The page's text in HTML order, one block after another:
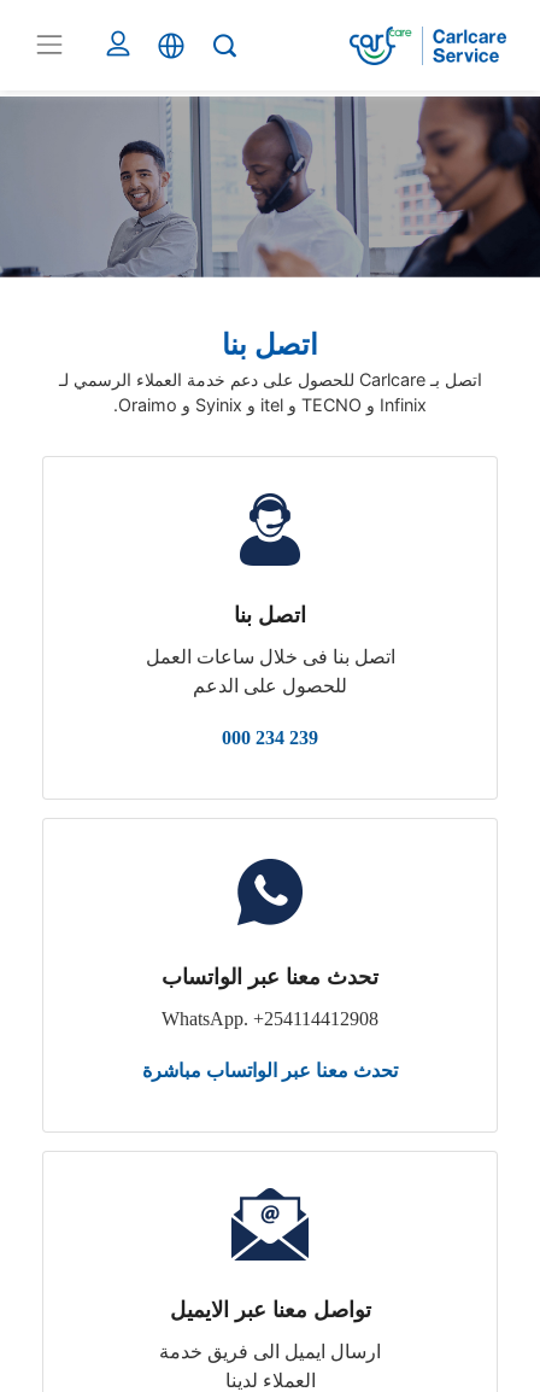
اتصل بنا
اتصل بـ Carlcare للحصول على دعم خدمة العملاء الرسمي لـ
Infinix و TECNO و itel و Syinix و Oraimo.
اتصل بنا
اتصل بنا فى خلال ساعات العمل
للحصول على الدعم
239 234 000
تحدث معنا عبر الواتساب
WhatsApp. +254114412908
تحدث معنا عبر الواتساب مباشرة
تواصل معنا عبر الايميل
ارسال ايميل الى فريق خدمة
العملاء لدينا